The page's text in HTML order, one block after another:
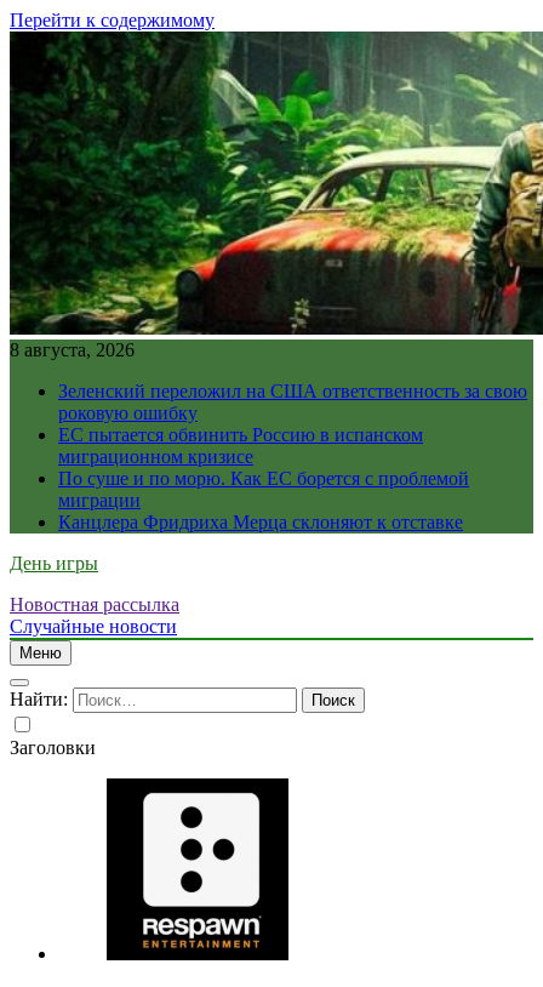
Перейти к содержимому
8 августа, 2026
Зеленский переложил на США ответственность за свою
роковую ошибку
ЕС пытается обвинить Россию в испанском
миграционном кризисе
По суше и по морю. Как ЕС борется с проблемой
миграции
Канцлера Фридриха Мерца склоняют к отставке
День игры
Новостная рассылка
Случайные новости
Меню
Найти:
Заголовки